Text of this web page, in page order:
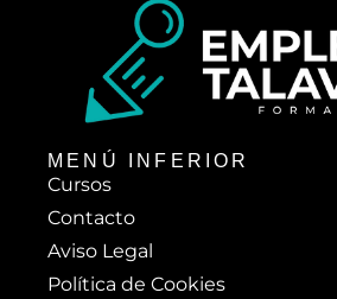
MENÚ INFERIOR
Cursos
Contacto
Aviso Legal
Política de Cookies